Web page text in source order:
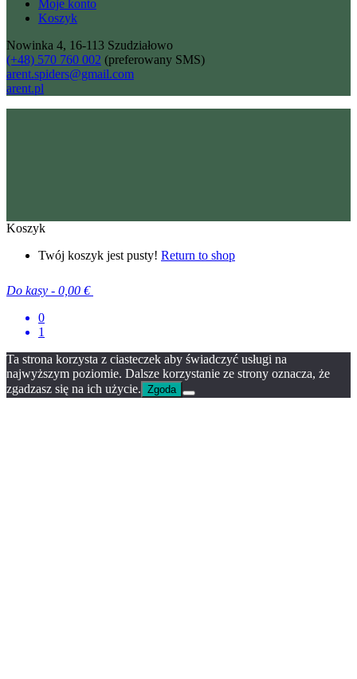
Moje konto
Koszyk
Nowinka 4, 16-113 Szudziałowo
(+48) 570 760 002 (preferowany SMS)
arent.spiders@gmail.com
arent.pl
Koszyk
Twój koszyk jest pusty! Return to shop
Do kasy - 0,00 €
0
1
Ta strona korzysta z ciasteczek aby świadczyć usługi na
najwyższym poziomie. Dalsze korzystanie ze strony oznacza, że
zgadzasz się na ich użycie. Zgoda